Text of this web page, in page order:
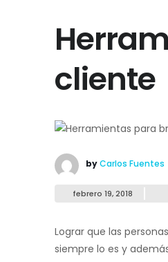
cliente
byCarlos Fuentes
febrero 19, 2018
Lograr que las
siempre lo es y